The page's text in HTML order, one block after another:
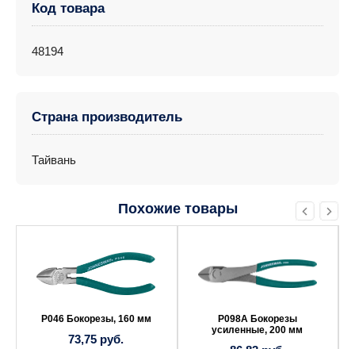
Код товара
48194
Страна производитель
Тайвань
Похожие товары
P046 Бокорезы, 160 мм
73,75 руб.
P098A Бокорезы
усиленные, 200 мм